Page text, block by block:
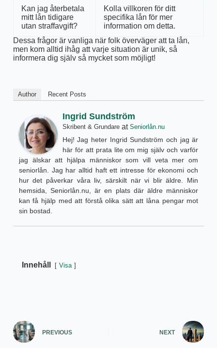
Kan jag återbetala
mitt lån tidigare
utan straffavgift?
Kolla villkoren för ditt
specifika lån för mer
information om detta.
Dessa frågor är vanliga när folk överväger att ta lån,
men kom alltid ihåg att varje situation är unik, så
informera dig själv så mycket som möjligt!
Author Recent Posts
Ingrid Sundström
Skribent & Grundareat Seniorlån.nu
Hej! Jag heter Ingrid Sundström och jag är
här för att prata lite om mig själv och varför
jag älskar att hjälpa människor som vill veta mer om
seniorlån. Jag har alltid haft ett intresse för ekonomi och
hur det påverkar våra liv, särskilt när vi blir äldre. Min
hemsida, Seniorlån.nu, är en plats där äldre människor
kan få hjälp med att förstå olika sätt att låna pengar mot
sin bostad.
Innehåll Visa
PREVIOUS NEXT